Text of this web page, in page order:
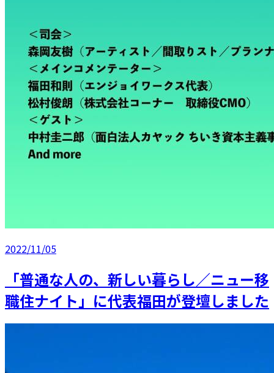
2022/11/05
「普通な人の、新しい暮らし／ニュー移
職住ナイト」に代表福田が登壇しました